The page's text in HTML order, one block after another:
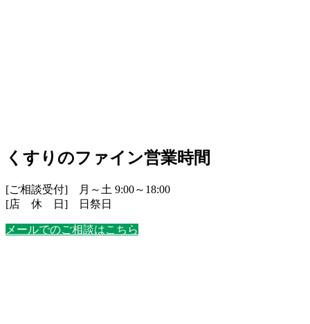
くすりのファイン営業時間
[ご相談受付] 月～土 9:00～18:00
[店 休 日] 日祭日
メールでのご相談はこちら